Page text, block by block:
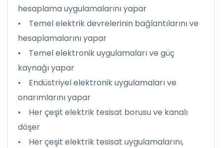
hesaplama uygulamalarını yapar
• Temel elektrik devrelerinin bağlantılarını ve
hesaplamalarını yapar
• Temel elektronik uygulamaları ve güç
kaynağı yapar
• Endüstriyel elektronik uygulamaları ve
onarımlarını yapar
• Her çeşit elektrik tesisat borusu ve kanalı
döşer
• Her çeşit elektrik tesisat uygulamalarını,